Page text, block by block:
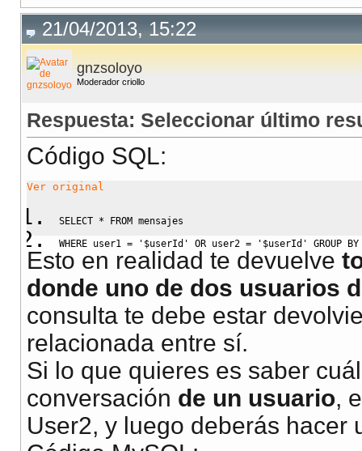
21/04/2013, 15:22
gnzsoloyo
Moderador criollo
Respuesta: Seleccionar último
Código SQL:
Ver original
SELECT * FROM mensajes
WHERE user1 = '$userId' OR user2 = '$userId' GROUP BY
Esto en realidad te devuelve
donde uno de dos usuarios
consulta te debe estar
relacionada entre sí.
Si lo que quieres es saber
conversación de un usuario,
User2, y luego deberás hacer